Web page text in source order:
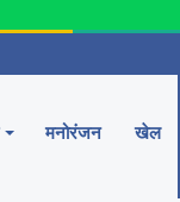
मनोरंजन खेल